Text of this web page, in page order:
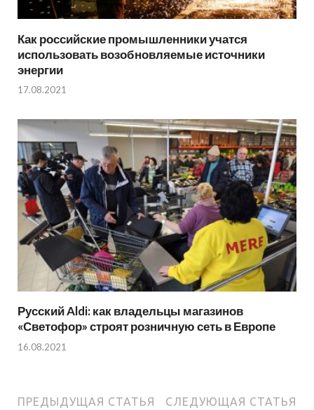
Как российские промышленники учатся
использовать возобновляемые источники
энергии
17.08.2021
Русский Aldi: как владельцы магазинов
«Светофор» строят розничную сеть в Европе
16.08.2021
ПРЕДЫДУЩАЯ СТАТЬЯ СЛЕДУЮЩАЯ СТАТЬЯ